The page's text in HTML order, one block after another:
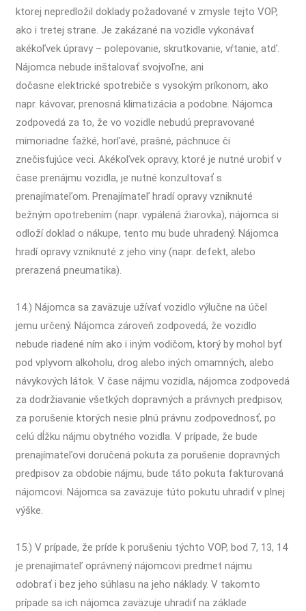
ktorej nepredložil doklady požadované v zmysle tejto VOP,
ako i tretej strane. Je zakázané na vozidle vykonávať
akékoľvek úpravy – polepovanie, skrutkovanie, vŕtanie, atď.
Nájomca nebude inštalovať svojvoľne, ani
dočasne elektrické spotrebiče s vysokým príkonom, ako
napr. kávovar, prenosná klimatizácia a podobne. Nájomca
zodpovedá za to, že vo vozidle nebudú prepravované
mimoriadne ťažké, horľavé, prašné, páchnuce či
znečisťujúce veci. Akékoľvek opravy, ktoré je nutné urobiť v
čase prenájmu vozidla, je nutné konzultovať s
prenajímateľom. Prenajímateľ hradí opravy vzniknuté
bežným opotrebením (napr. vypálená žiarovka), nájomca si
odloží doklad o nákupe, tento mu bude uhradený. Nájomca
hradí opravy vzniknuté z jeho viny (napr. defekt, alebo
prerazená pneumatika).
14.) Nájomca sa zaväzuje užívať vozidlo výlučne na účel
jemu určený. Nájomca zároveň zodpovedá, že vozidlo
nebude riadené ním ako i iným vodičom, ktorý by mohol byť
pod vplyvom alkoholu, drog alebo iných omamných, alebo
návykových látok. V čase nájmu vozidla, nájomca zodpovedá
za dodržiavanie všetkých dopravných a právnych predpisov,
za porušenie ktorých nesie plnú právnu zodpovednosť, po
celú dĺžku nájmu obytného vozidla. V prípade, že bude
prenajímateľovi doručená pokuta za porušenie dopravných
predpisov za obdobie nájmu, bude táto pokuta fakturovaná
nájomcovi. Nájomca sa zaväzuje túto pokutu uhradiť v plnej
výške.
15.) V prípade, že príde k porušeniu týchto VOP, bod 7, 13, 14
je prenajímateľ oprávnený nájomcovi predmet nájmu
odobrať i bez jeho súhlasu na jeho náklady. V takomto
prípade sa ich nájomca zaväzuje uhradiť na základe